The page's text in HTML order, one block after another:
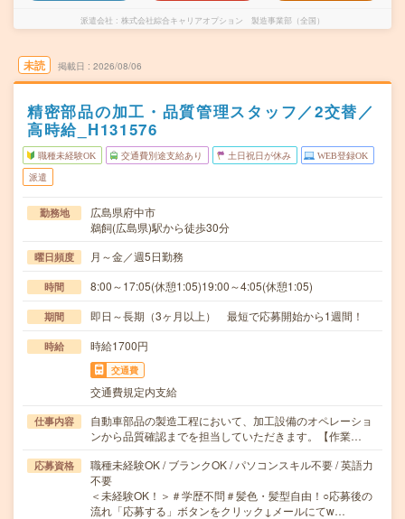
派遣会社 株式会社綜合キャリアオプション 製造事業部（全国）
未読 掲載日 2026/08/06
精密部品の加工・品質管理スタッフ／2交替／
高時給_H131576
職種未経験OK 交通費別途支給あり 土日祝日が休み WEB登録OK
派遣
勤務地
広島県府中市
鵜飼(広島県)駅から徒歩30分
曜日頻度 月～金／週5日勤務
時間 8:00～17:05(休憩1:05)19:00～4:05(休憩1:05)
期間 即日～長期（3ヶ月以上） 最短で応募開始から1週間！
時給 時給1700円
交通費
交通費規定内支給
仕事内容
自動車部品の製造工程において、加工設備のオペレーショ
ンから品質確認までを担当していただきます。【作業…
応募資格
職種未経験OK / ブランクOK / パソコンスキル不要 / 英語力
不要
＜未経験OK！＞＃学歴不問＃髪色・髪型自由！○応募後の
流れ「応募する」ボタンをクリック↓メールにてw…